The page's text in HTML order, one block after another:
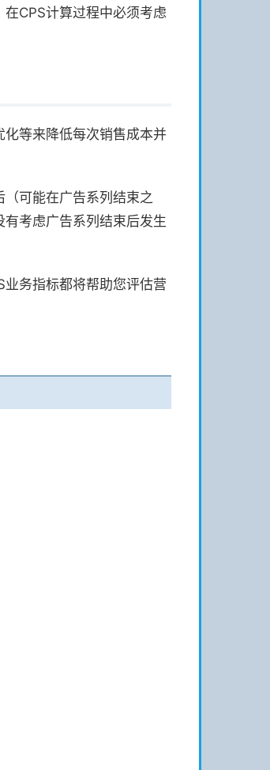
CPS计算过程中必须考虑
等来降低每次销售成本并
可能在广告系列结束之
考虑广告系列结束后发生
务指标都将帮助您评估营